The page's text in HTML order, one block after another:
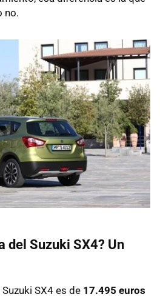
no.
del Suzuki SX4? Un
SX4 es de 17.495 euros